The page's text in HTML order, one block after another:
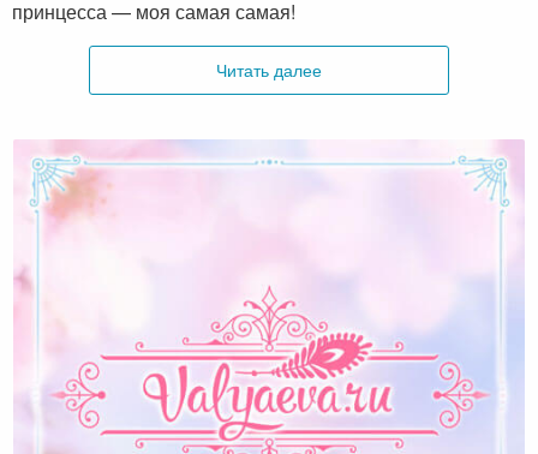
принцесса — моя самая самая!
Читать далее